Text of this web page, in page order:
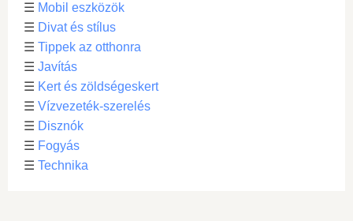
☰ Mobil eszközök
☰ Divat és stílus
☰ Tippek az otthonra
☰ Javítás
☰ Kert és zöldségeskert
☰ Vízvezeték-szerelés
☰ Disznók
☰ Fogyás
☰ Technika